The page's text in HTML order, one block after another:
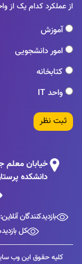
از عملکرد کدام یک از
آموزش
امور دانشجویی
کتابخانه
واحد IT
ثبت نظر
خیابان معلم
دانشکده
بازدیدکنندگان آنلاین: 0
کل بازدیدها:
کلیه حقوق این وب